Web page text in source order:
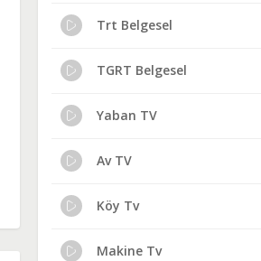
Trt Belgesel
TGRT Belgesel
Yaban TV
Av TV
Köy Tv
Makine Tv